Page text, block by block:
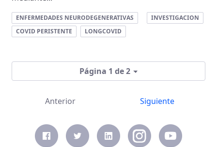
ENFERMEDADES NEURODEGENERATIVAS
INVESTIGACION
COVID PERISTENTE
LONGCOVID
Página 1 de 2
Anterior Siguiente